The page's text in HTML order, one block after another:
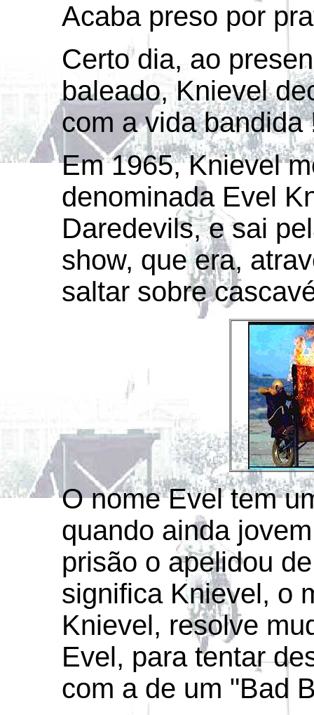
Acaba preso por
Certo dia, ao
baleado, Knievel
com a vida bandida
Em 1965, Knievel
denominada Evel
Daredevils, e sai
show, que era,
saltar sobre
O nome Evel tem
quando ainda
prisão o apelidou
significa Knievel, o
Knievel, resolve
Evel, para tentar
com a de um "Bad